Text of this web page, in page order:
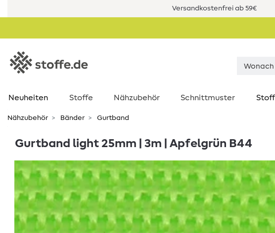
Versandkostenfrei ab 59€
Neuheiten Stoffe Nähzubehör Schnittmuster
Nähzubehör Bänder Gurtband
Gurtband light 25mm | 3m | Apfelgrün B44